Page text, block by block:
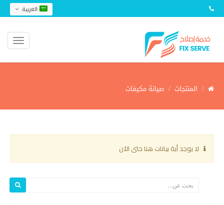
المنتجات صيانة مكيفات
لا يوجد أية بيانات هنا حتى الآن